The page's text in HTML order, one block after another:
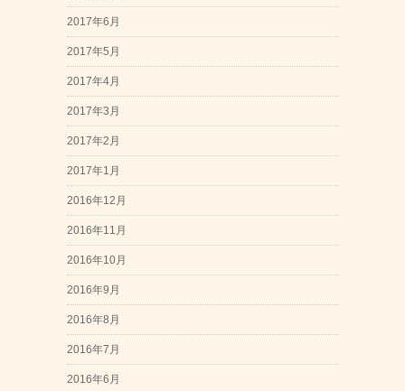
2017年6月
2017年5月
2017年4月
2017年3月
2017年2月
2017年1月
2016年12月
2016年11月
2016年10月
2016年9月
2016年8月
2016年7月
2016年6月